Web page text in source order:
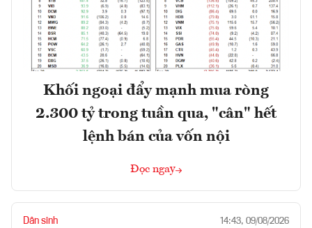
Khối ngoại đẩy mạnh mua ròng
2.300 tỷ trong tuần qua, "cân" hết
lệnh bán của vốn nội
Đọc ngay
Dân sinh 14:43, 09/08/2026